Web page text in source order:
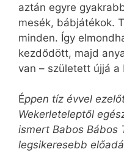
aztán egyre
mesék, bábjátékok.
minden. Így
kezdődött, majd
van – született újjá a
Éppen tíz évvel
Wekerleteleptől
ismert Babos Bábos
legsikeresebb